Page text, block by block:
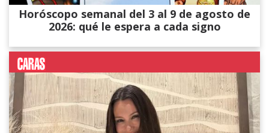
Horóscopo semanal del 3 al 9 de agosto de
2026: qué le espera a cada signo